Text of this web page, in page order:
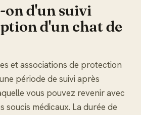
d'un suivi
d'un chat de
et associations de protection
période de suivi après
vous pouvez revenir avec
soucis médicaux. La durée de